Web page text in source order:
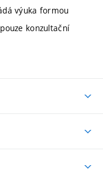
výuka formou
konzultační